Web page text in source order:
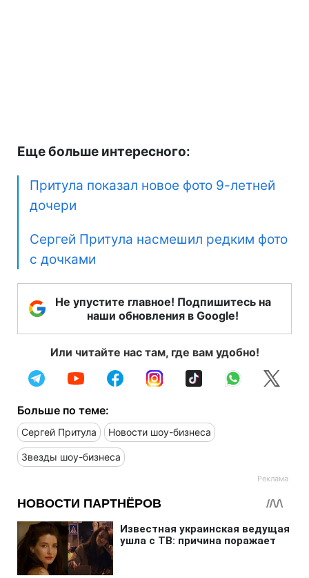
Еще больше интересного:
Притула показал новое фото 9-летней
дочери
Сергей Притула насмешил редким фото
с дочками
Не упустите главное! Подпишитесь на
наши обновления в Google!
Или читайте нас там, где вам удобно!
Больше по теме:
Сергей Притула Новости шоу-бизнеса
Звезды шоу-бизнеса